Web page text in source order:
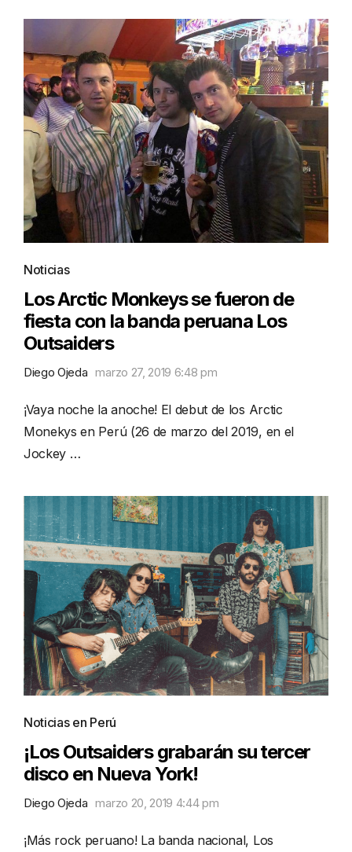
Noticias
Los Arctic Monkeys se fueron de
fiesta con la banda peruana Los
Outsaiders
Diego Ojeda marzo 27, 2019 6:48 pm
¡Vaya noche la anoche! El debut de los Arctic
Monekys en Perú (26 de marzo del 2019, en el
Jockey …
Noticias en Perú
¡Los Outsaiders grabarán su tercer
disco en Nueva York!
Diego Ojeda marzo 20, 2019 4:44 pm
¡Más rock peruano! La banda nacional, Los